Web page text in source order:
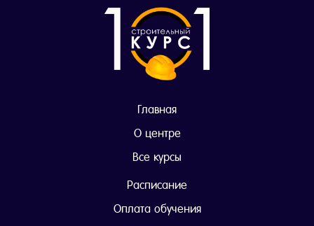
Главная
О центре
Все курсы
Расписание
Оплата обучения